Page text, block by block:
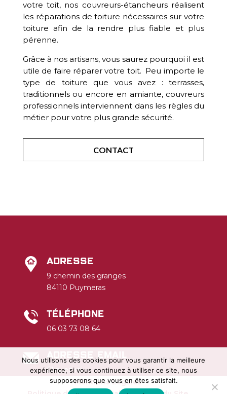
votre toit, nos couvreurs-étancheurs réalisent
les réparations de toiture nécessaires sur votre
toiture afin de la rendre plus fiable et plus
pérenne.
Grâce à nos artisans, vous saurez pourquoi il est
utile de faire réparer votre toit. Peu importe le
type de toiture que vous avez : terrasses,
traditionnels ou encore en amiante, couvreurs
professionnels interviennent dans les règles du
métier pour votre plus grande sécurité.
CONTACT
Adresse
9 chemin des granges
84110 Puymeras
Téléphone
06 03 73 08 64
Cliquez-ici
Mentions Légales
Nous utilisons des cookies pour vous garantir la meilleure
expérience, si vous continuez à utiliser ce site, nous
supposerons que vous en êtes satisfait.